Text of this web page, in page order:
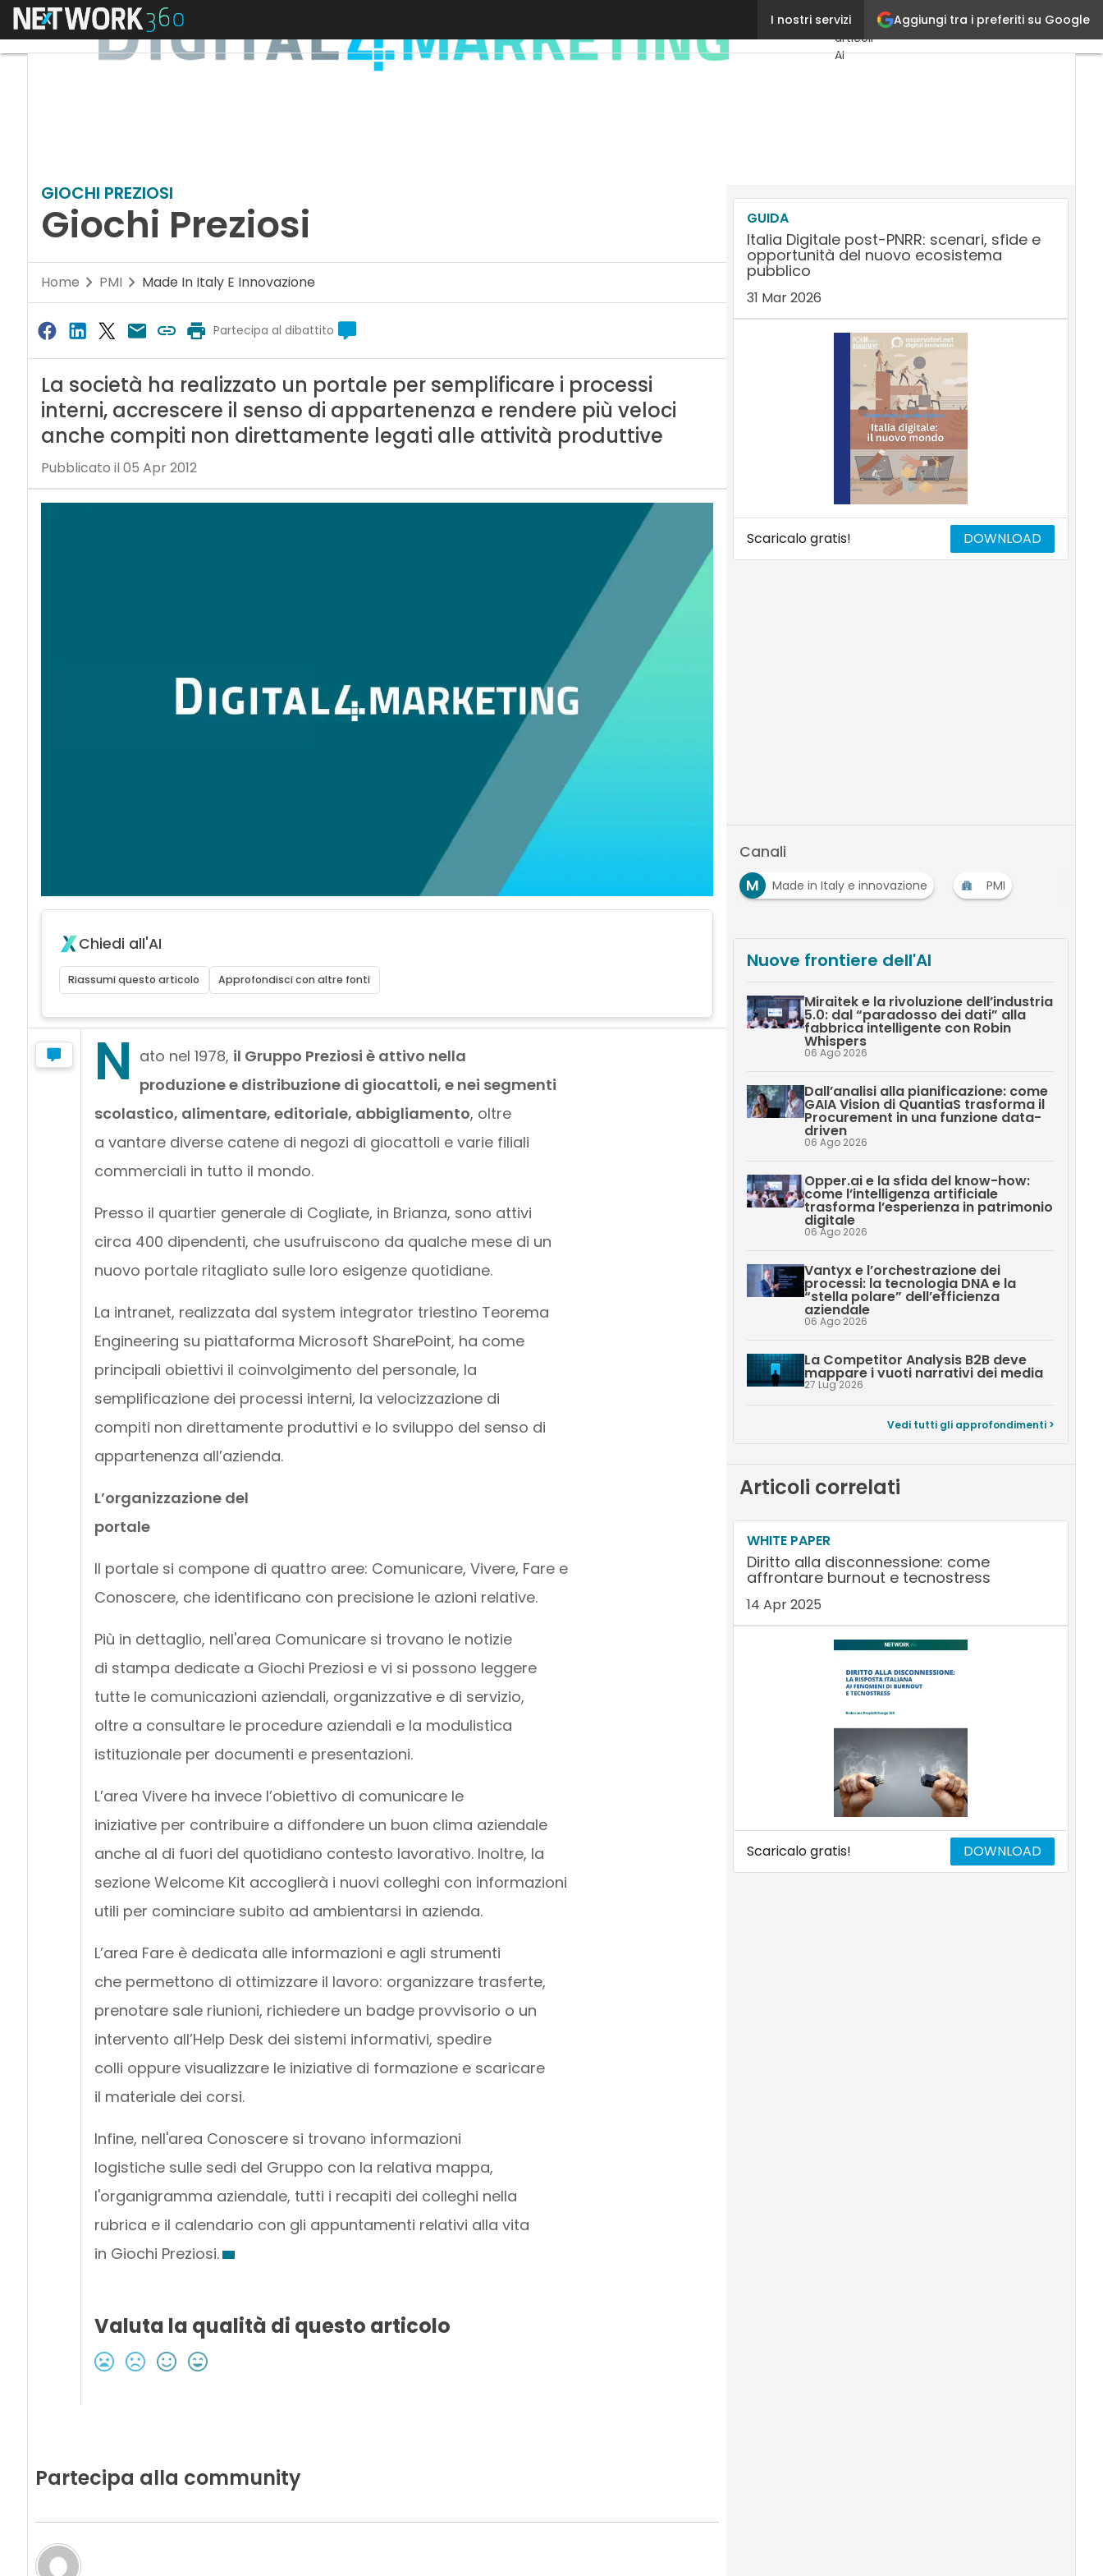
Aggiungi tra i preferiti su Google
I nostri servizi
Menu Giochi PreziosiUltimi
articoli
AI
GIOCHI PREZIOSI
Giochi Preziosi
Home PMI Made In Italy E Innovazione
Partecipa al dibattito
La società ha realizzato un portale per semplificare i processi
interni, accrescere il senso di appartenenza e rendere più veloci
anche compiti non direttamente legati alle attività produttive
Pubblicato il 05 Apr 2012
Chiedi all'AI
Riassumi questo articolo Approfondisci con altre fonti
N ato nel 1978, il Gruppo Preziosi è attivo nella
produzione e distribuzione di giocattoli, e nei segmenti
scolastico, alimentare, editoriale, abbigliamento, oltre
a vantare diverse catene di negozi di giocattoli e varie filiali
commerciali in tutto il mondo.
Presso il quartier generale di Cogliate, in Brianza, sono attivi
circa 400 dipendenti, che usufruiscono da qualche mese di un
nuovo portale ritagliato sulle loro esigenze quotidiane.
La intranet, realizzata dal system integrator triestino Teorema
Engineering su piattaforma Microsoft SharePoint, ha come
principali obiettivi il coinvolgimento del personale, la
semplificazione dei processi interni, la velocizzazione di
compiti non direttamente produttivi e lo sviluppo del senso di
appartenenza all’azienda.
L’organizzazione del
portale
Il portale si compone di quattro aree: Comunicare, Vivere, Fare e
Conoscere, che identificano con precisione le azioni relative.
Più in dettaglio, nell'area Comunicare si trovano le notizie
di stampa dedicate a Giochi Preziosi e vi si possono leggere
tutte le comunicazioni aziendali, organizzative e di servizio,
oltre a consultare le procedure aziendali e la modulistica
istituzionale per documenti e presentazioni.
L’area Vivere ha invece l’obiettivo di comunicare le
iniziative per contribuire a diffondere un buon clima aziendale
anche al di fuori del quotidiano contesto lavorativo. Inoltre, la
sezione Welcome Kit accoglierà i nuovi colleghi con informazioni
utili per cominciare subito ad ambientarsi in azienda.
L’area Fare è dedicata alle informazioni e agli strumenti
che permettono di ottimizzare il lavoro: organizzare trasferte,
prenotare sale riunioni, richiedere un badge provvisorio o un
intervento all’Help Desk dei sistemi informativi, spedire
colli oppure visualizzare le iniziative di formazione e scaricare
il materiale dei corsi.
Infine, nell'area Conoscere si trovano informazioni
logistiche sulle sedi del Gruppo con la relativa mappa,
l'organigramma aziendale, tutti i recapiti dei colleghi nella
rubrica e il calendario con gli appuntamenti relativi alla vita
in Giochi Preziosi.
Valuta la qualità di questo articolo
Partecipa alla community
GUIDA
Italia Digitale post-PNRR: scenari, sfide e
opportunità del nuovo ecosistema
pubblico
31 Mar 2026
Scaricalo gratis! DOWNLOAD
Canali
M
Made in Italy e innovazione PMI
Nuove frontiere dell'AI
Miraitek e la rivoluzione dell’industria
5.0: dal “paradosso dei dati” alla
fabbrica intelligente con Robin
Whispers
06 Ago 2026
Dall’analisi alla pianificazione: come
GAIA Vision di QuantiaS trasforma il
Procurement in una funzione data-
driven
06 Ago 2026
Opper.ai e la sfida del know-how:
come l’intelligenza artificiale
trasforma l’esperienza in patrimonio
digitale
06 Ago 2026
Vantyx e l’orchestrazione dei
processi: la tecnologia DNA e la
“stella polare” dell’efficienza
aziendale
06 Ago 2026
La Competitor Analysis B2B deve
mappare i vuoti narrativi dei media
27 Lug 2026
Vedi tutti gli approfondimenti >
Articoli correlati
WHITE PAPER
Diritto alla disconnessione: come
affrontare burnout e tecnostress
14 Apr 2025
Scaricalo gratis! DOWNLOAD